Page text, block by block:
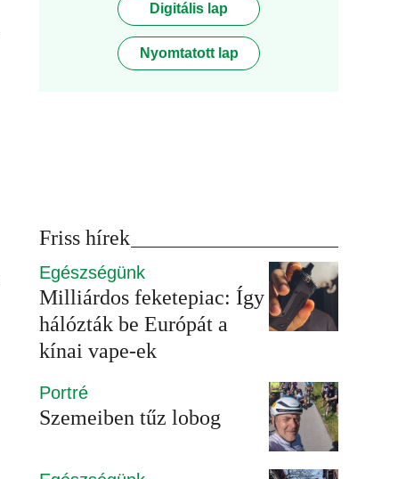
Digitális lap
Nyomtatott lap
Friss hírek
Egészségünk
Milliárdos feketepiac: Így
hálózták be Európát a
kínai vape-ek
Portré
Szemeiben tűz lobog